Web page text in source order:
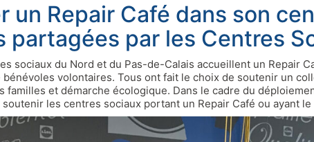
un Repair Café dans son
partagées par les Centres
sociaux du Nord et du Pas-de-Calais accueillent un Repair
volontaires. Tous ont fait le choix de soutenir un
familles et démarche écologique. Dans le cadre du
les centres sociaux portant un Repair Café ou ayant le